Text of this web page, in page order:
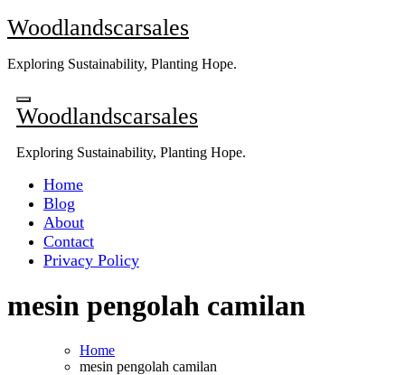
Skip
to
Woodlandscarsales
Exploring Sustainability, Planting Hope.
Woodlandscarsales
Exploring Sustainability, Planting Hope.
Home
Blog
About
Contact
Privacy Policy
mesin pengolah camilan
Home
mesin pengolah camilan